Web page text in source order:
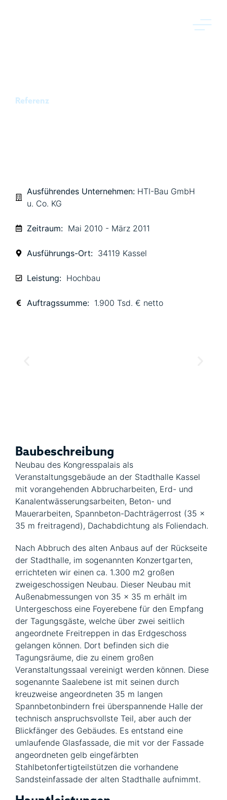
Referenz
Ausführendes Unternehmen: HTI-Bau GmbH
u. Co. KG
Zeitraum:Mai 2010 - März 2011
Ausführungs-Ort:34119 Kassel
Leistung: Hochbau
Auftragssumme:1.900 Tsd. € netto
Baubeschreibung
Neubau des Kongresspalais als
Veranstaltungsgebäude an der Stadthalle Kassel
mit vorangehenden Abbrucharbeiten, Erd- und
Kanalentwässerungsarbeiten, Beton- und
Mauerarbeiten, Spannbeton-Dachträgerrost (35 x
35 m freitragend), Dachabdichtung als Foliendach.
Nach Abbruch des alten Anbaus auf der Rückseite
der Stadthalle, im sogenannten Konzertgarten,
errichteten wir einen ca. 1.300 m2 großen
zweigeschossigen Neubau. Dieser Neubau mit
Außenabmessungen von 35 x 35 m erhält im
Untergeschoss eine Foyerebene für den Empfang
der Tagungsgäste, welche über zwei seitlich
angeordnete Freitreppen in das Erdgeschoss
gelangen können. Dort befinden sich die
Tagungsräume, die zu einem großen
Veranstaltungssaal vereinigt werden können. Diese
sogenannte Saalebene ist mit seinen durch
kreuzweise angeordneten 35 m langen
Spannbetonbindern frei überspannende Halle der
technisch anspruchsvollste Teil, aber auch der
Blickfänger des Gebäudes. Es entstand eine
umlaufende Glasfassade, die mit vor der Fassade
angeordneten gelb eingefärbten
Stahlbetonfertigteilstützen die vorhandene
Sandsteinfassade der alten Stadthalle aufnimmt.